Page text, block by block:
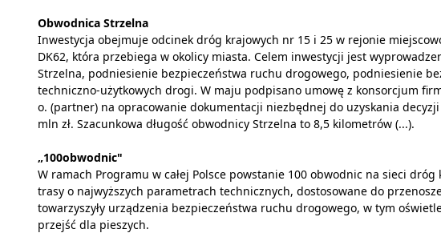
Obwodnica Strzelna
Inwestycja obejmuje odcinek dróg krajowych nr 15 i 25 w rejonie
DK62, która przebiega w okolicy miasta. Celem inwestycji jest
Strzelna, podniesienie bezpieczeństwa ruchu drogowego, podniesienie
techniczno-użytkowych drogi. W maju podpisano umowę z konsorcjum firm
o. (partner) na opracowanie dokumentacji niezbędnej do uzyskania
mln zł. Szacunkowa długość obwodnicy Strzelna to 8,5 kilometrów (...).
„100obwodnic"
W ramach Programu w całej Polsce powstanie 100 obwodnic na sieci dróg
trasy o najwyższych parametrach technicznych, dostosowane do
towarzyszyły urządzenia bezpieczeństwa ruchu drogowego, w tym
przejść dla pieszych.